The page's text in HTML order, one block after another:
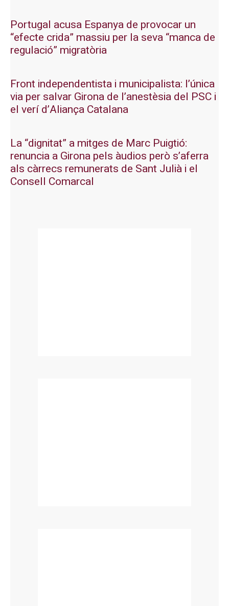
Portugal acusa Espanya de provocar un
“efecte crida” massiu per la seva “manca de
regulació” migratòria
Front independentista i municipalista: l’única
via per salvar Girona de l’anestèsia del PSC i
el verí d’Aliança Catalana
La “dignitat” a mitges de Marc Puigtió:
renuncia a Girona pels àudios però s’aferra
als càrrecs remunerats de Sant Julià i el
Consell Comarcal